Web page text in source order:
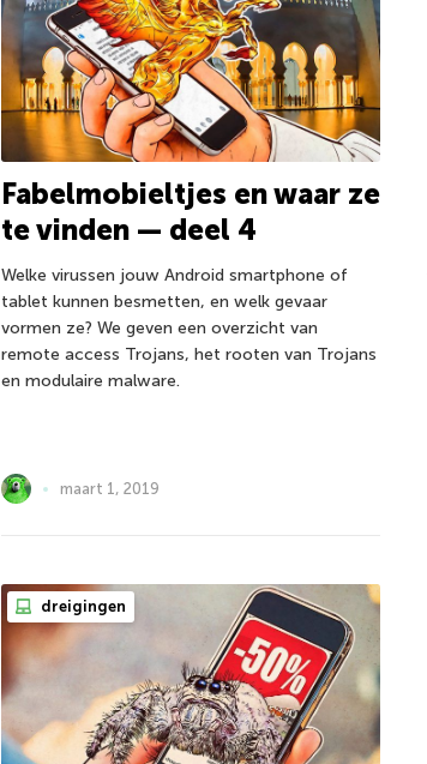
Fabelmobieltjes en waar ze
te vinden — deel 4
Welke virussen jouw Android smartphone of
tablet kunnen besmetten, en welk gevaar
vormen ze? We geven een overzicht van
remote access Trojans, het rooten van Trojans
en modulaire malware.
maart 1, 2019
dreigingen